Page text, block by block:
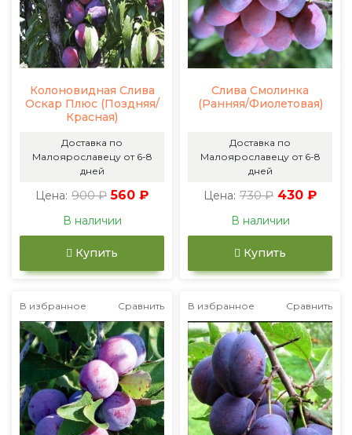
Колоновидная Слива
Оскар Плюс (Поздняя/
Красная)
Доставка по
Малоярославецу от 6-8
дней
Цена: 900 ₽ 560 ₽
В наличии
Купить
Слива Смолинка
(Ранняя/Фиолетовая)
Доставка по
Малоярославецу от 6-8
дней
Цена: 730 ₽ 430 ₽
В наличии
Купить
В избранное Сравнить В избранное Сравнить